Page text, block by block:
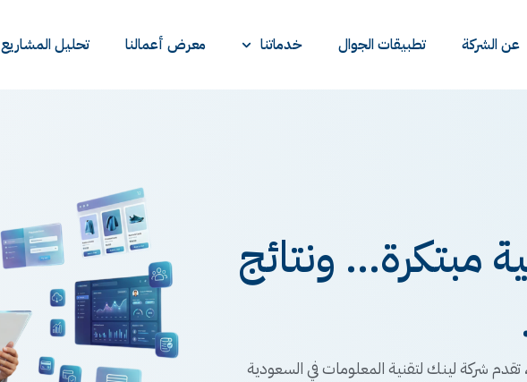
عن الشركة تطبيقات الجوال خدماتنا معرض أعمالنا تحليل المشاريع
مبتكرة... ونتائج
شركة لينك لتقنية المعلومات في السعودية